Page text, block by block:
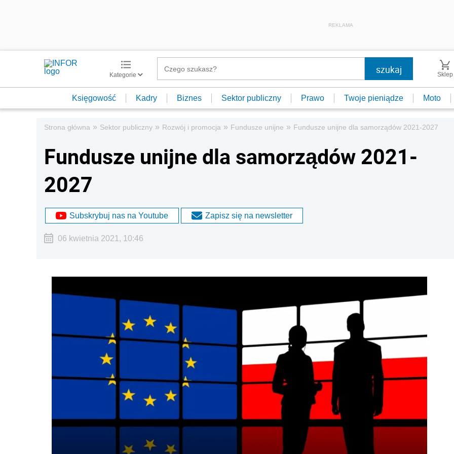
REKLAMA
Kategorie Sklep
Księgowość Kadry Biznes Sektor publiczny Prawo Twoje pieniądze Moto
Strona główna » Sektor publiczny » Rozwój i promocja » Fundusze unijne » Fundusze unijne dla samorządów 2021-2027
Fundusze unijne dla samorządów 2021-
2027
Subskrybuj nas na Youtube Zapisz się na newsletter
06 kwietnia 2021, 10:46